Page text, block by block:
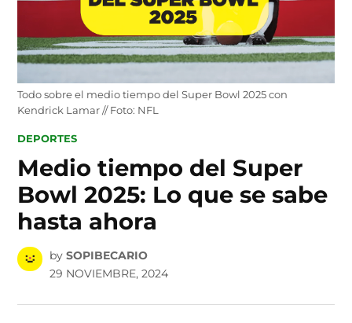
Todo sobre el medio tiempo del Super Bowl 2025 con
Kendrick Lamar // Foto: NFL
POSTED
DEPORTES
Medio tiempo del Super
Bowl 2025: Lo que se sabe
hasta ahora
by SOPIBECARIO
29 NOVIEMBRE, 2024